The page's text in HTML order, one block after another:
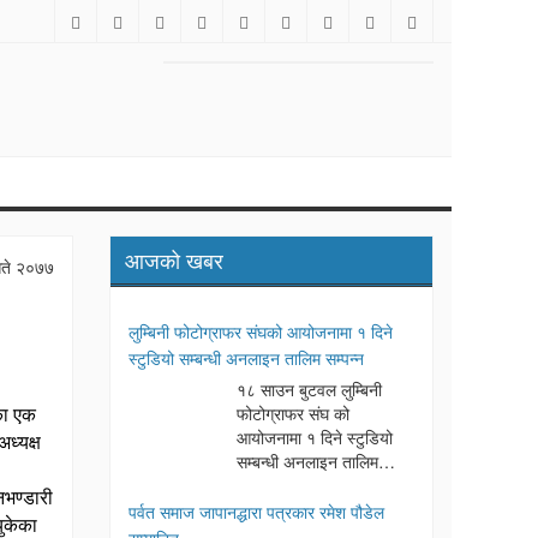
पर्वत समाज जापानद्धारा पत्रकार रमेश पौडेल
२०७७
एक
आजको खबर
लुम्बिनी फोटोग्राफर संघको आयोजनामा १ दिने
स्टुडियो सम्बन्धी अनलाइन तालिम सम्पन्न
१८ साउन बुटवल लुम्बिनी
फोटोग्राफर संघ को
आयोजनामा १ दिने स्टुडियो
सम्बन्धी अनलाइन तालिम
व्यवसायलाई प्रविधिमैत्री र समयसापेक्ष बनाउने
पर्वत समाज जापानद्धारा पत्रकार रमेश पौडेल